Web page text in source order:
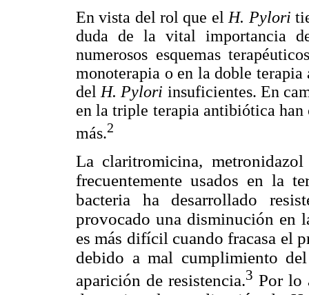
En vista del rol que el H. Pylori
duda de la vital importancia
numerosos esquemas
monoterapia o en la doble
del H. Pylori insuficientes. En
en la triple terapia antibiótica han
más.2
La claritromicina,
frecuentemente usados en la
bacteria ha desarrollado
provocado una disminución en
es más difícil cuando fracasa el
debido a mal cumplimiento
aparición de resistencia.3 Por lo